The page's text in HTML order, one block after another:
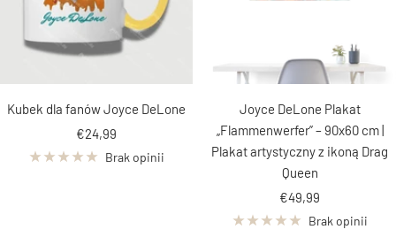
Kubek dla fanów Joyce DeLone
Cena
obniżona
€24,99
Brak opinii
Joyce DeLone Plakat
„Flammenwerfer” – 90x60 cm |
Plakat artystyczny z ikoną Drag
Queen
Cena
obniżona
€49,99
Brak opinii